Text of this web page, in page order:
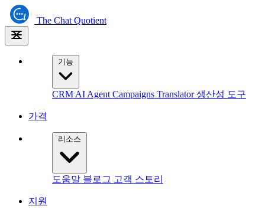
The Chat Quotient
기능
CRM AI Agent Campaigns Translator생산성 도구
가격
리소스
도움말 블로그 고객 스토리
지원